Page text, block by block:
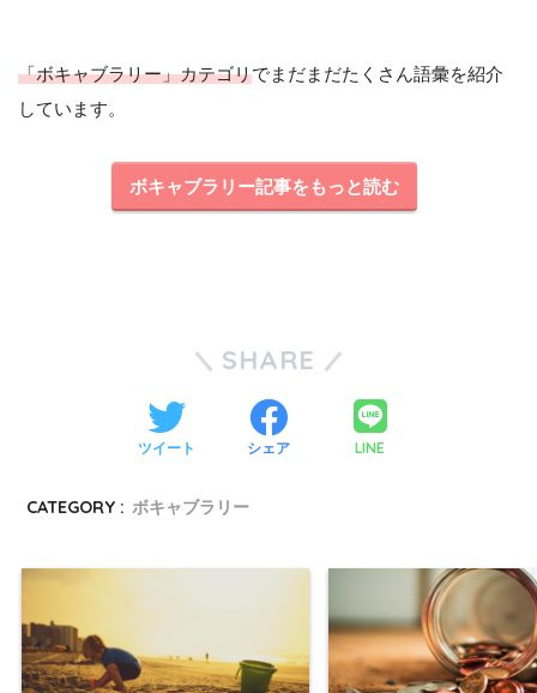
「ボキャブラリー」カテゴリでまだまだたくさん語彙を紹介
しています。
ボキャブラリー記事をもっと読む
SHARE
ツイート シェア LINE
CATEGORY : ボキャブラリー